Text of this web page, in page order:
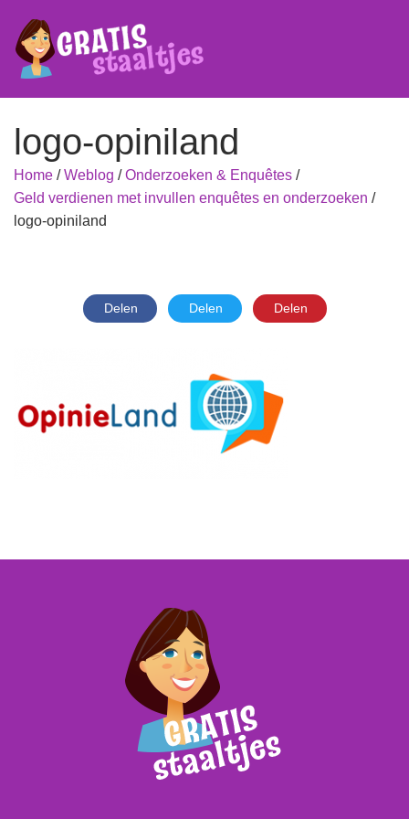
logo-opiniland
Home /Weblog /Onderzoeken & Enquêtes /
Geld verdienen met invullen enquêtes en onderzoeken /
logo-opiniland
Delen Delen Delen